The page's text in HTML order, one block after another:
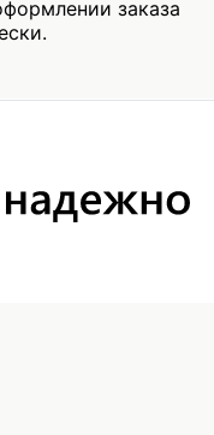
заказа